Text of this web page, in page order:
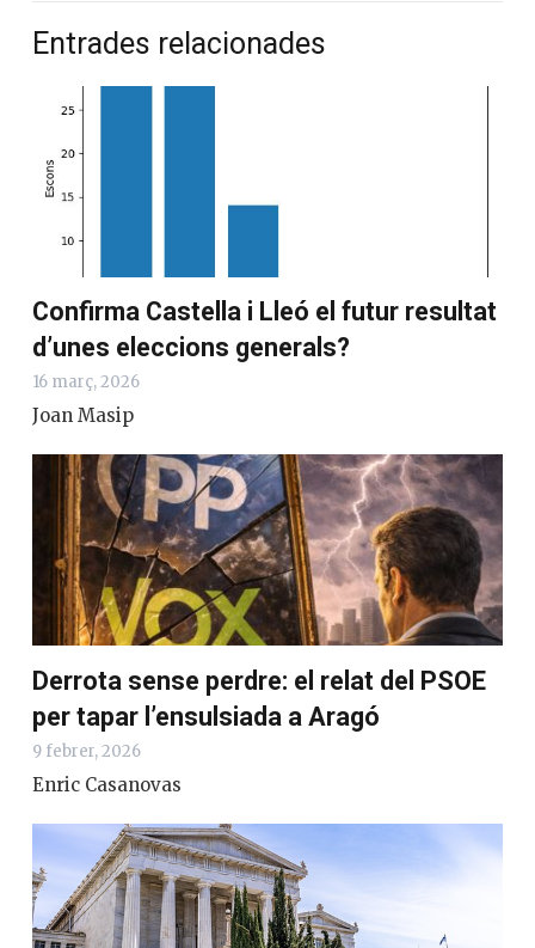
Entrades relacionades
Confirma Castella i Lleó el futur resultat
d’unes eleccions generals?
16 març, 2026
Joan Masip
Derrota sense perdre: el relat del PSOE
per tapar l’ensulsiada a Aragó
9 febrer, 2026
Enric Casanovas